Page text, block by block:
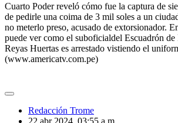
Cuarto Poder reveló cómo fue la captura de
de pedirle una coima de 3 mil soles a un
no meterlo preso, acusado de extorsionador.
puede ver como el suboficialdel Escuadrón
Reyas Huertas es arrestado vistiendo el
(www.americatv.com.pe)
Redacción Trome
22 abr 2024, 03:55 a.m.